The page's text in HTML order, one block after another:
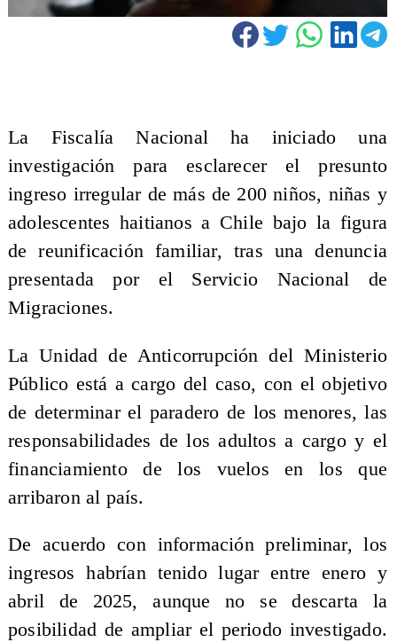
La Fiscalía Nacional ha iniciado una
investigación para esclarecer el presunto
ingreso irregular de más de 200 niños, niñas y
adolescentes haitianos a Chile bajo la figura
de reunificación familiar, tras una denuncia
presentada por el Servicio Nacional de
Migraciones.
La Unidad de Anticorrupción del Ministerio
Público está a cargo del caso, con el objetivo
de determinar el paradero de los menores, las
responsabilidades de los adultos a cargo y el
financiamiento de los vuelos en los que
arribaron al país.
De acuerdo con información preliminar, los
ingresos habrían tenido lugar entre enero y
abril de 2025, aunque no se descarta la
posibilidad de ampliar el periodo investigado.